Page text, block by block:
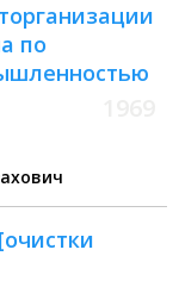
по